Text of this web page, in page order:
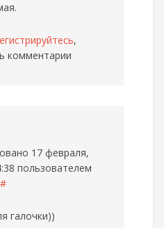
,
комментарии
17 февраля,
пользователем
#
галочки))